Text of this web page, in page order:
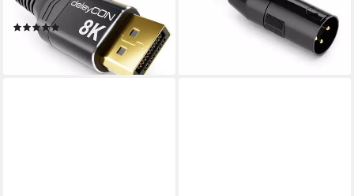
für Video-Kabel
5,39 €
lieferbar - in 2-3 Werktagen bei dir
lieferbar - in 2-3 Werktagen bei dir